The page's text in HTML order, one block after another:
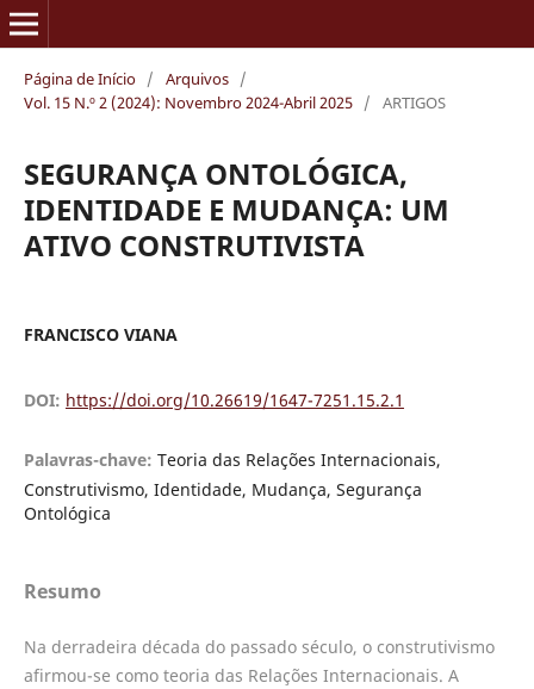
Página de Início / Arquivos /
Vol. 15 N.º 2 (2024): Novembro 2024-Abril 2025 / ARTIGOS
SEGURANÇA ONTOLÓGICA,
IDENTIDADE E MUDANÇA: UM
ATIVO CONSTRUTIVISTA
FRANCISCO VIANA
DOI: https://doi.org/10.26619/1647-7251.15.2.1
Palavras-chave: Teoria das Relações Internacionais,
Construtivismo, Identidade, Mudança, Segurança
Ontológica
Resumo
Na derradeira década do passado século, o construtivismo
afirmou-se como teoria das Relações Internacionais. A